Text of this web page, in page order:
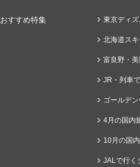
おすすめ特集 東京ディ
北海道スキ
富良野・
JR・列車
ゴールデ
4月の国内
10月の国
JALで行く